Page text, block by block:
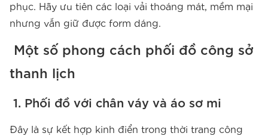
phục. Hãy ưu tiên các loại vải thoáng mát, mềm mại
nhưng vẫn giữ được form dáng.
Một số phong cách phối đồ công sở
thanh lịch
1. Phối đồ với chân váy và áo sơ mi
Đây là sự kết hợp kinh điển trong thời trang công